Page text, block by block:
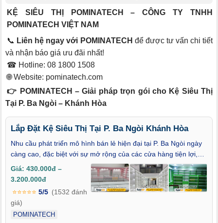
KỆ SIÊU THỊ POMINATECH – CÔNG TY TNHH
POMINATECH VIỆT NAM
📞 Liên hệ ngay với POMINATECH để được tư vấn chi tiết
và nhận báo giá ưu đãi nhất!
☎ Hotline: 08 1800 1508
🌐 Website: pominatech.com
👉 POMINATECH – Giải pháp trọn gói cho Kệ Siêu Thị
Tại P. Ba Ngòi – Khánh Hòa
Lắp Đặt Kệ Siêu Thị Tại P. Ba Ngòi Khánh Hòa
Nhu cầu phát triển mô hình bán lẻ hiện đại tại P. Ba Ngòi ngày
càng cao, đặc biệt với sự mở rộng của các cửa hàng tiện lợi,
siêu thị mini và tạp hóa. Việc Lắp Đặt Kệ Siêu Thị Tại P. Ba
Ngòi – Khánh Hòa đóng vai trò quan trọng giúp trưng bày hàng
hóa khoa học, tăng tính chuyên nghiệp và nâng cao trải nghiệm
mua sắm. Đơn vị thi công uy tín sẽ giúp tối ưu mặt bằng, lựa
chọn loại kệ phù hợp với từng ngành hàng, từ đó mang lại hiệu
quả kinh doanh rõ rệt.
Giá: 430.000đ –
3.200.000đ
⭐⭐⭐⭐⭐ 5/5 (1532 đánh
giá)
POMINATECH